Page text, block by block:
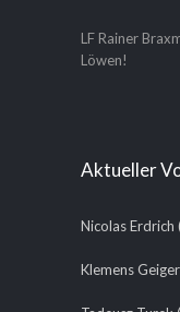
LF Rainer
Löwen!
Aktueller
Nicolas Erdrich
Klemens